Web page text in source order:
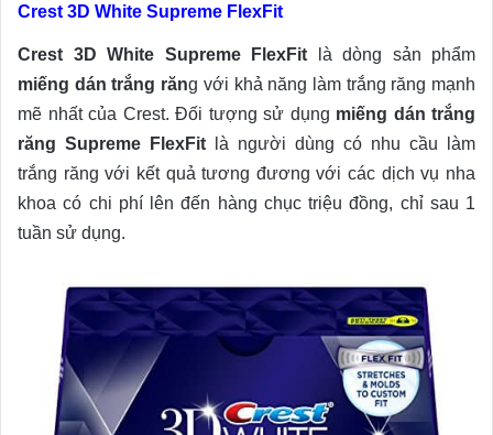
Crest 3D White Supreme FlexFit
Crest 3D White Supreme FlexFit là dòng sản phẩm
miếng dán trắng răng với khả năng làm trắng răng mạnh
mẽ nhất của Crest. Đối tượng sử dụng miếng dán trắng
răng Supreme FlexFit là người dùng có nhu cầu làm
trắng răng với kết quả tương đương với các dịch vụ nha
khoa có chi phí lên đến hàng chục triệu đồng, chỉ sau 1
tuần sử dụng.